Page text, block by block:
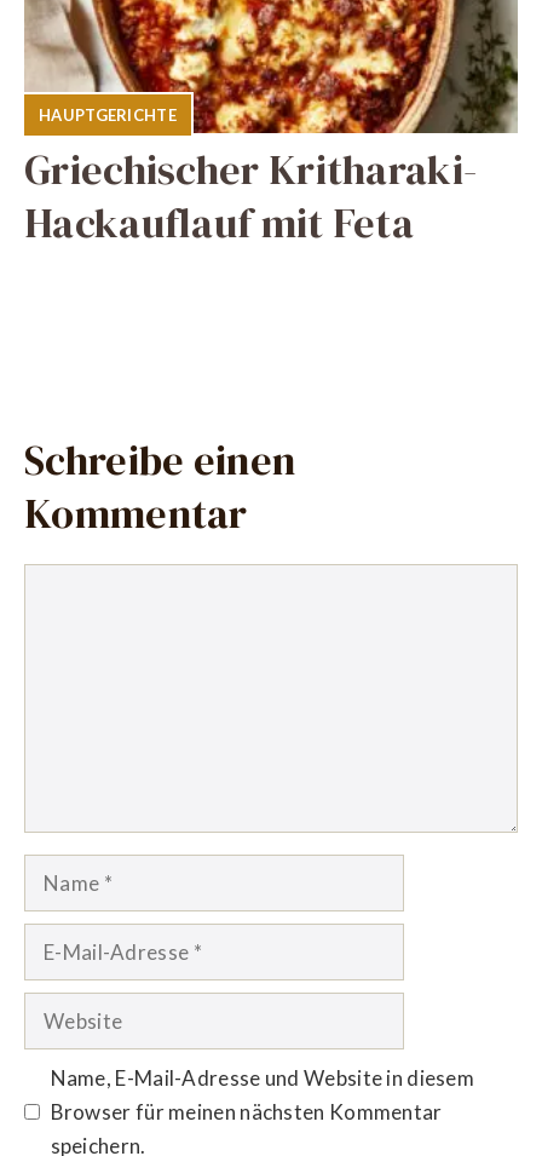
HAUPTGERICHTE
Griechischer Kritharaki-
Hackauflauf mit Feta
Schreibe einen
Kommentar
Name
Website
Name, E-Mail-Adresse und Website in diesem
Browser für meinen nächsten Kommentar
speichern.